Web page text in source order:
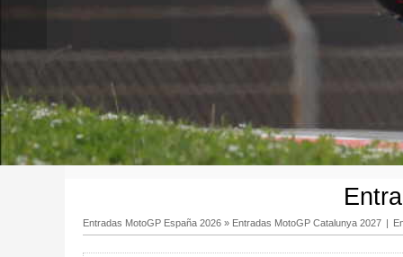
Entradas MotoGP España 2026 » Entradas MotoGP Catalunya 2027 |